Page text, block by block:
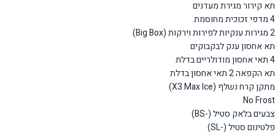
תא קירור מגירת מעדנים
4 מדפי זכוכית מחוסמת
2 מגירות ענקיות לפירות וירקות (Big Box)
תא אחסון ענק לבקבוקים
4 תאי אחסון מודולריים בדלת
תא הקפאה 2 תאי אחסון בדלת
מתקן קרח נשלף (X3 Max Ice)
No Frost
צבעים בלאק סטיל (-BS)
פלטינום סטיל (-SL)